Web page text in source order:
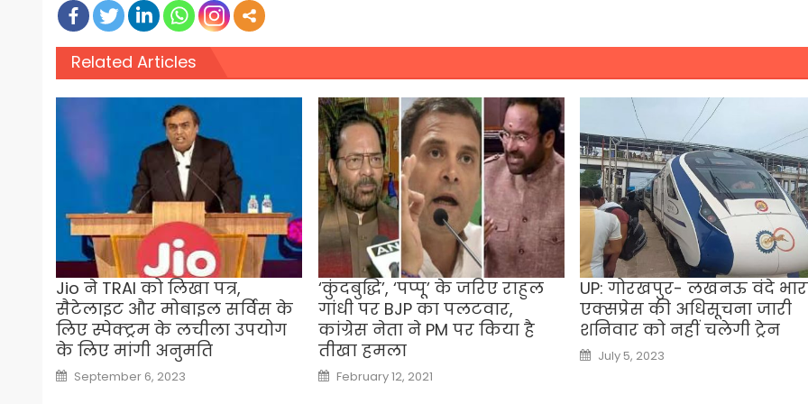
Related Articles
Jio ने TRAI को लिखा पत्र,
सैटेलाइट और मोबाइल सर्विस के
लिए स्पेक्ट्रम के लचीला उपयोग
के लिए मांगी अनुमति
Posted
on
September 6, 2023
‘कुंदबुद्धि’, ‘पप्पू’ के जरिए राहुल
गांधी पर BJP का पलटवार,
कांग्रेस नेता ने PM पर किया है
तीखा हमला
Posted
on
February 12, 2021
UP: गोरखपुर- लखनऊ वंदे
एक्सप्रेस की अधिसूचना जारी
शनिवार को नहीं चलेगी ट्रेन
Posted
on
July 5, 2023